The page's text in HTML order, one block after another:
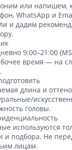
или напишем,
WhatsApp и
и дадим
9:00–21:00
время — на
длина и
головы.
используются
и подбора. Не
лицам.